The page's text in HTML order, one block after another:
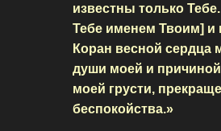
известны только
Тебе именем Твоим] и
Коран весной сердца
души моей и
моей грусти,
беспокойства.»